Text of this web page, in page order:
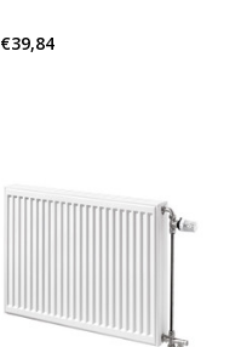
€39,84